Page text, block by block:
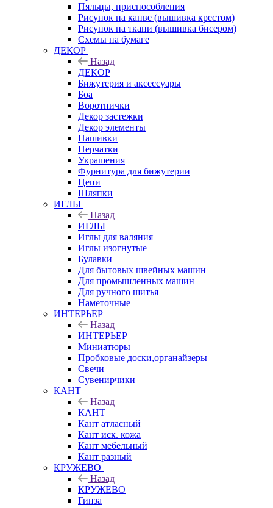
Пяльцы, приспособления
Рисунок на канве (вышивка крестом)
Рисунок на ткани (вышивка бисером)
Схемы на бумаге
ДЕКОР
Назад
ДЕКОР
Бижутерия и аксессуары
Боа
Воротнички
Декор застежки
Декор элементы
Нашивки
Перчатки
Украшения
Фурнитура для бижутерии
Цепи
Шляпки
ИГЛЫ
Назад
ИГЛЫ
Иглы для валяния
Иглы изогнутые
Булавки
Для бытовых швейных машин
Для промышленных машин
Для ручного шитья
Наметочные
ИНТЕРЬЕР
Назад
ИНТЕРЬЕР
Миниатюры
Пробковые доски,органайзеры
Свечи
Сувенирчики
КАНТ
Назад
КАНТ
Кант атласный
Кант иск. кожа
Кант мебельный
Кант разный
КРУЖЕВО
Назад
КРУЖЕВО
Гинза